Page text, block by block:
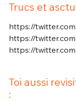
Trucs et
https://
https://
https://
Toi aussi
: